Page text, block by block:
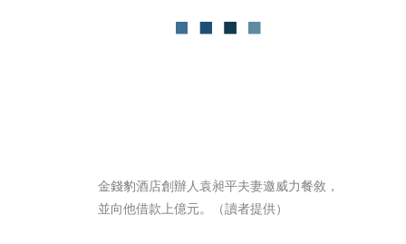
金錢豹酒店創辦人袁昶平夫妻邀威力餐敘，
並向他借款上億元。（讀者提供）